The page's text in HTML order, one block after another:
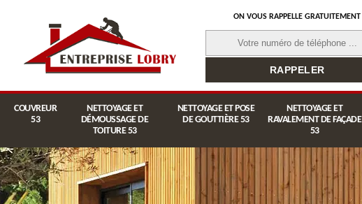
ON VOUS RAPPELLE GRATUITEMENT
COUVREUR
53
NETTOYAGE ET
DÉMOUSSAGE DE
TOITURE 53
NETTOYAGE ET POSE
DE GOUTTIÈRE 53
NETTOYAGE ET
RAVALEMENT DE FAÇADE
53